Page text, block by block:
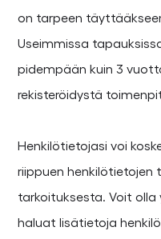
on tarpeen
Useimmissa
pidempään kuin 3
rekisteröidystä
Henkilötietojasi voi
riippuen henkilötietojen
tarkoituksesta. Voit olla
haluat lisätietoja